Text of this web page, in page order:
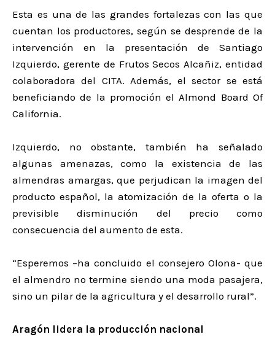
Esta es una de las grandes fortalezas con las que
cuentan los productores, según se desprende de la
intervención en la presentación de Santiago
Izquierdo, gerente de Frutos Secos Alcañiz, entidad
colaboradora del CITA. Además, el sector se está
beneficiando de la promoción el Almond Board Of
California.
Izquierdo, no obstante, también ha señalado
algunas amenazas, como la existencia de las
almendras amargas, que perjudican la imagen del
producto español, la atomización de la oferta o la
previsible disminución del precio como
consecuencia del aumento de esta.
“Esperemos –ha concluido el consejero Olona- que
el almendro no termine siendo una moda pasajera,
sino un pilar de la agricultura y el desarrollo rural”.
Aragón lidera la producción nacional